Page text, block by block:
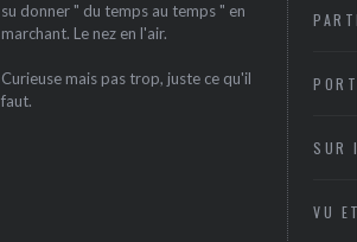
su donner " du temps au temps " en
marchant. Le nez en l'air.
Curieuse mais pas trop, juste ce qu'il
faut.
SUR
VU